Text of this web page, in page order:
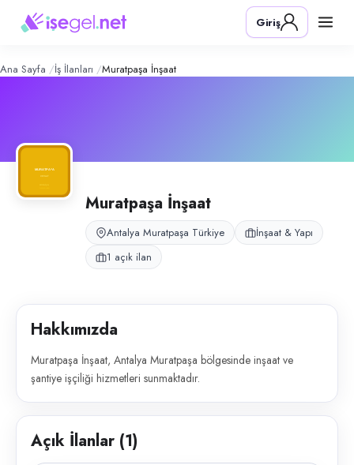
İnşaat – Şirket Profili
Konum:
Muratpaşa İnşaat, Antalya Muratpaşa bölgesinde inşaat ve şantiye
Giriş
Ana Sayfa İş İlanları Muratpaşa İnşaat
Muratpaşa İnşaat
Antalya Muratpaşa Türkiye
İnşaat & Yapı
1 açık ilan
Hakkımızda
Muratpaşa İnşaat, Antalya Muratpaşa bölgesinde inşaat ve
şantiye işçiliği hizmetleri sunmaktadır.
Açık İlanlar (1)